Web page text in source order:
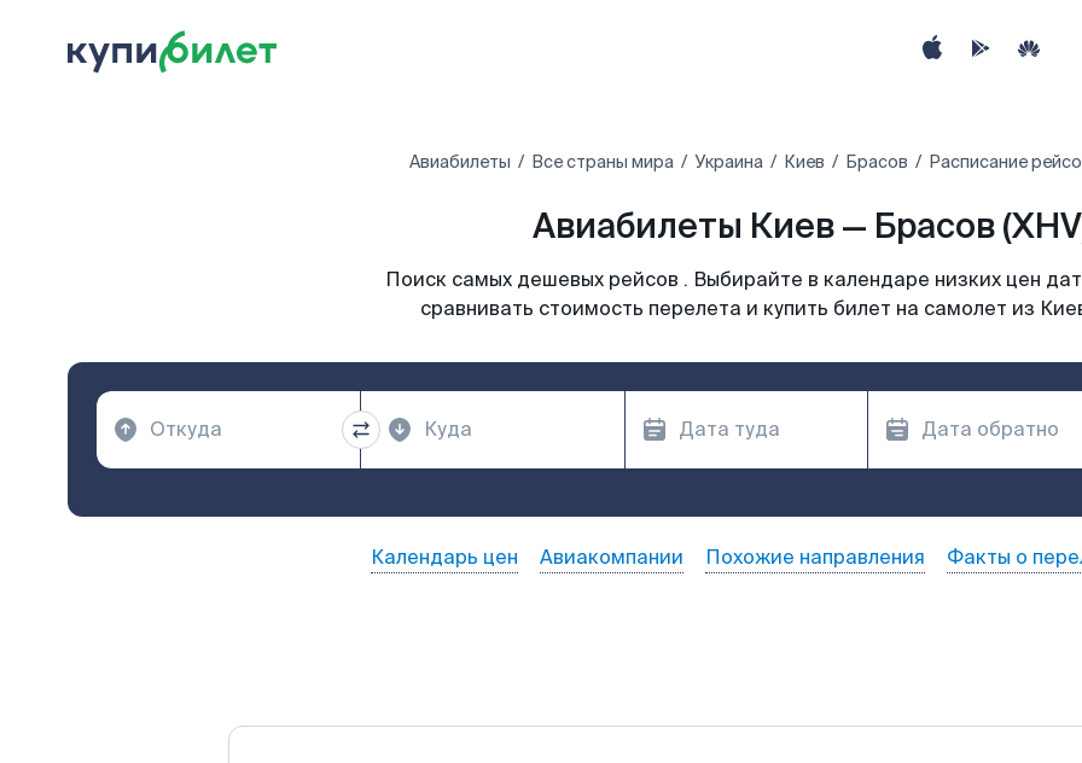
Авиабилеты Все страны мира Украина Киев Брасов Расписание
Авиабилеты Киев — Брасов
Поиск самых дешевых рейсов . Выбирайте в календаре низких цен
сравнивать стоимость перелета и купить билет на самолет из
Календарь цен Авиакомпании Похожие направления Факты о